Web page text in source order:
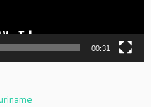
00:31